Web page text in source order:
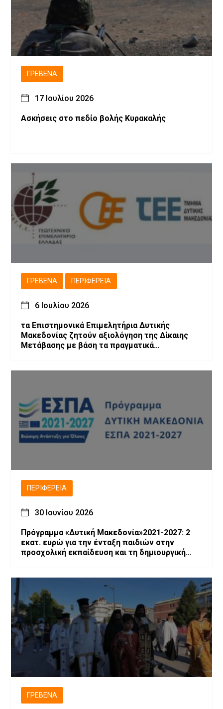
ΓΡΕΒΕΝΆ
17 Ιουλίου 2026
Ασκήσεις στο πεδίο βολής Κυρακαλής
ΓΡΕΒΕΝΆ ΠΕΡΙΦΈΡΕΙΑ
6 Ιουλίου 2026
τα Επιστημονικά Επιμελητήρια Δυτικής
Μακεδονίας ζητούν αξιολόγηση της Δίκαιης
Μετάβασης με βάση τα πραγματικά
ΠΕΡΙΦΈΡΕΙΑ
30 Ιουνίου 2026
Πρόγραμμα «Δυτική Μακεδονία»2021-2027: 2
εκατ. ευρώ για την ένταξη παιδιών στην
προσχολική εκπαίδευση και τη δημιουργική
ΓΡΕΒΕΝΆ